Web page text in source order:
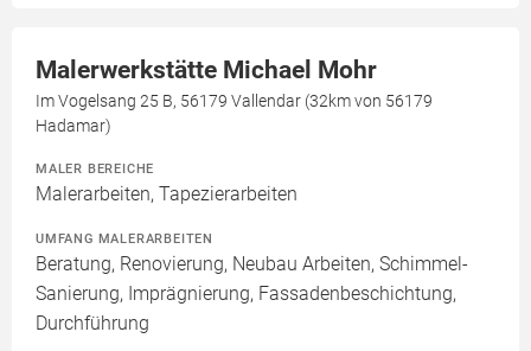
Malerwerkstätte Michael Mohr
Im Vogelsang 25 B, 56179 Vallendar (32km von 56179
Hadamar)
MALER BEREICHE
Malerarbeiten, Tapezierarbeiten
UMFANG MALERARBEITEN
Beratung, Renovierung, Neubau Arbeiten, Schimmel-
Sanierung, Imprägnierung, Fassadenbeschichtung,
Durchführung